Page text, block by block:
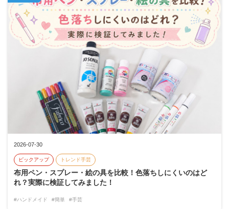
2026-07-30
ピックアップ トレンド手芸
布用ペン・スプレー・絵の具を比較！色落ちしにくいのはど
れ？実際に検証してみました！
#ハンドメイド #簡単 #手芸